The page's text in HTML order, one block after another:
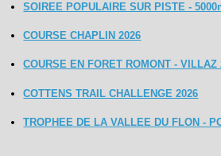
SOIREE POPULAIRE SUR PISTE -
COURSE CHAPLIN 2026
COURSE EN FORET ROMONT - VILLAZ
COTTENS TRAIL CHALLENGE 2026
TROPHEE DE LA VALLEE DU FLON -